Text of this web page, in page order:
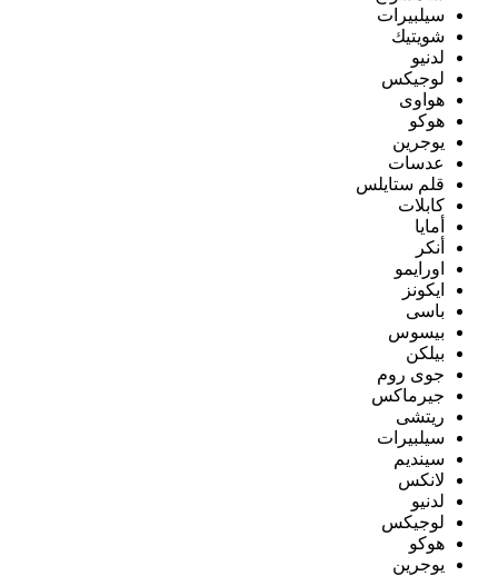
سيلبيرات
شويتيك
لدنيو
لوجيكس
هواوى
هوكو
يوجرين
عدسات
قلم ستايلس
كابلات
أمايا
أنكر
اورايمو
ايكونز
باسى
بيسوس
بيلكن
جوى روم
جيرماكس
ريتشى
سيلبيرات
سينديم
لانكس
لدنيو
لوجيكس
هوكو
يوجرين